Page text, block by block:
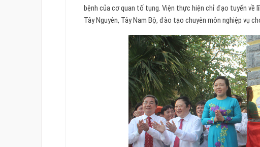
bệnh của cơ quan tố tụng. Viện thực hiện chỉ đạo tuyến về
Tây Nguyên, Tây Nam Bộ, đào tạo chuyên môn nghiệp vụ